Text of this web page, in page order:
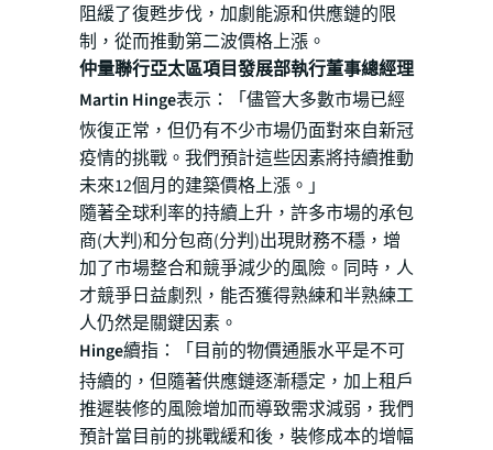
阻緩了復甦步伐，加劇能源和供應鏈的限
制，從而推動第二波價格上漲。
仲量聯行亞太區項目發展部執行董事總經理
Martin Hinge表示：「儘管大多數市場已經
恢復正常，但仍有不少市場仍面對來自新冠
疫情的挑戰。我們預計這些因素將持續推動
未來12個月的建築價格上漲。」
隨著全球利率的持續上升，許多市場的承包
商(大判)和分包商(分判)出現財務不穩，增
加了市場整合和競爭減少的風險。同時，人
才競爭日益劇烈，能否獲得熟練和半熟練工
人仍然是關鍵因素。
Hinge續指：「目前的物價通脹水平是不可
持續的，但隨著供應鏈逐漸穩定，加上租戶
推遲裝修的風險增加而導致需求減弱，我們
預計當目前的挑戰緩和後，裝修成本的增幅